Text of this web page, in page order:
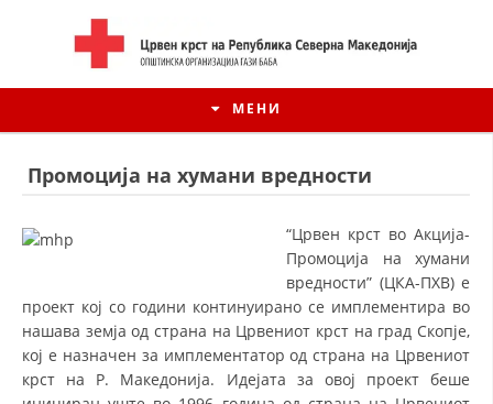
МЕНИ
Промоција на хумани вредности
“Црвен крст во Акција-
Промоција на хумани
вредности” (ЦКА-ПХВ) е
проект кој со години континуирано се имплементира во
нашава земја од страна на Црвениот крст на град Скопје,
кој е назначен за имплементатор од страна на Црвениот
крст на Р. Македонија. Идејата за овој проект беше